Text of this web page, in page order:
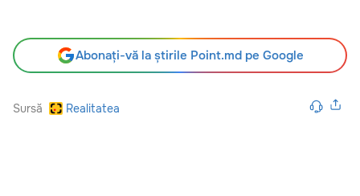
Abonați-vă la știrile Point.md pe Google
Sursă Realitatea